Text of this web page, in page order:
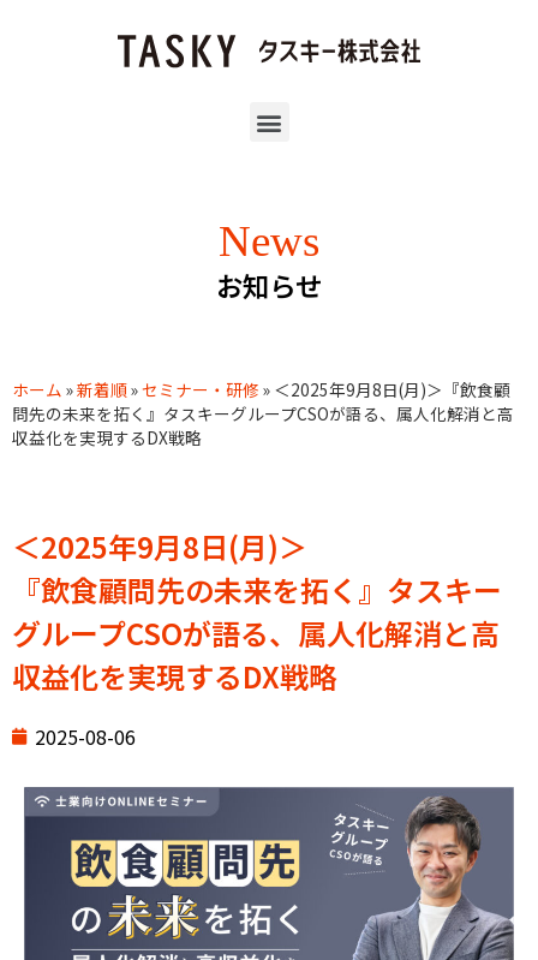
News
お知らせ
ホーム »新着順»セミナー・研修 » ＜2025年9月8日(月)＞『飲食顧
問先の未来を拓く』タスキーグループCSOが語る、属人化解消と高
収益化を実現するDX戦略
＜2025年9月8日(月)＞
『飲食顧問先の未来を拓く』タスキー
グループCSOが語る、属人化解消と高
収益化を実現するDX戦略
2025-08-06